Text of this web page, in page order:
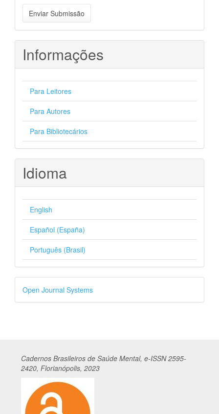
Enviar
Submissão
Enviar Submissão
Informações
Para Leitores
Para Autores
Para Bibliotecários
Idioma
English
Español (España)
Português (Brasil)
Desenvolvido
por
Open Journal Systems
Cadernos Brasileiros de Saúde Mental, e-ISSN 2595-
2420, Florianópolis, 2023